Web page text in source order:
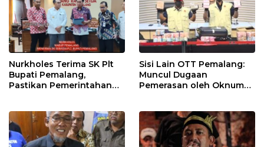
Nurkholes Terima SK Plt
Bupati Pemalang,
Pastikan Pemerintahan
Sisi Lain OTT Pemalang:
Muncul Dugaan
Pemerasan oleh Oknum